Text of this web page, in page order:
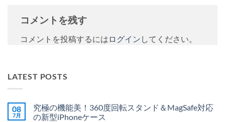
コメントを残す
コメントを投稿するには ログイン してください。
LATEST POSTS
08
7月
究極の機能美！360度回転スタンド＆MagSafe対応
の新型iPhoneケース